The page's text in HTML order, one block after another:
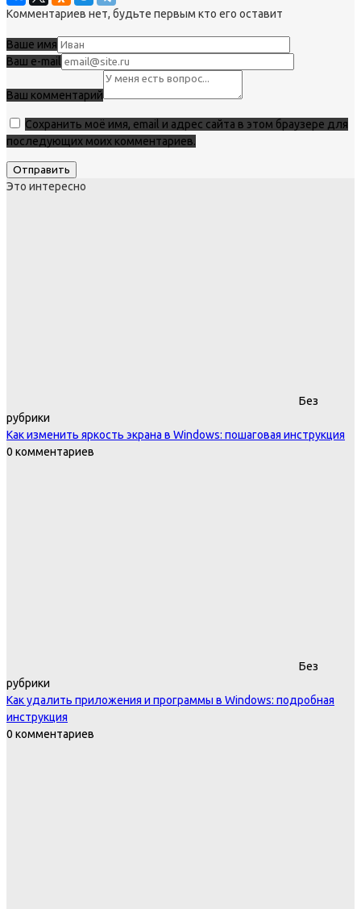
Комментариев нет, будьте первым кто его оставит
Ваше имя
Ваш e-mail
Ваш комментарий
Сохранить моё имя, email и адрес сайта в этом браузере для
последующих моих комментариев.
Это интересно
Без
рубрики
Как изменить яркость экрана в Windows: пошаговая инструкция
0 комментариев
Без
рубрики
Как удалить приложения и программы в Windows: подробная
инструкция
0 комментариев